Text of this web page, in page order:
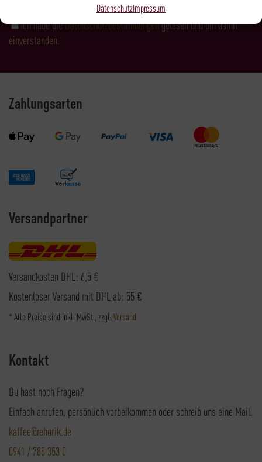
DatenschutzImpressum
Ich habe dieDatenschutzbestimmungengelesen und bin damit
einverstanden.
Zahlungsarten
Versandpartner
Versandkosten DHL: 6,5 €
Kostenloser Versand mit DHL ab: 55 €
* Alle Preise sind inkl. MwSt., zzgl. Versand
Kontakt
Du hast noch Fragen?
Einfach anrufen, persönlich vorbeikommen oder schreib uns eine Mail.
kaffee@rehorik.de
0941 / 788 353 0